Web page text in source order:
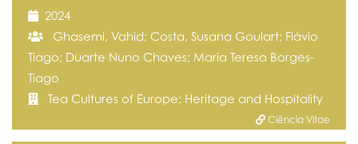
2024
Ghasemi, Vahid; Costa, Susana Goulart; Flávio
Tiago; Duarte Nuno Chaves; Maria Teresa Borges-
Tiago
Tea Cultures of Europe: Heritage and Hospitality
Ciência Vitae